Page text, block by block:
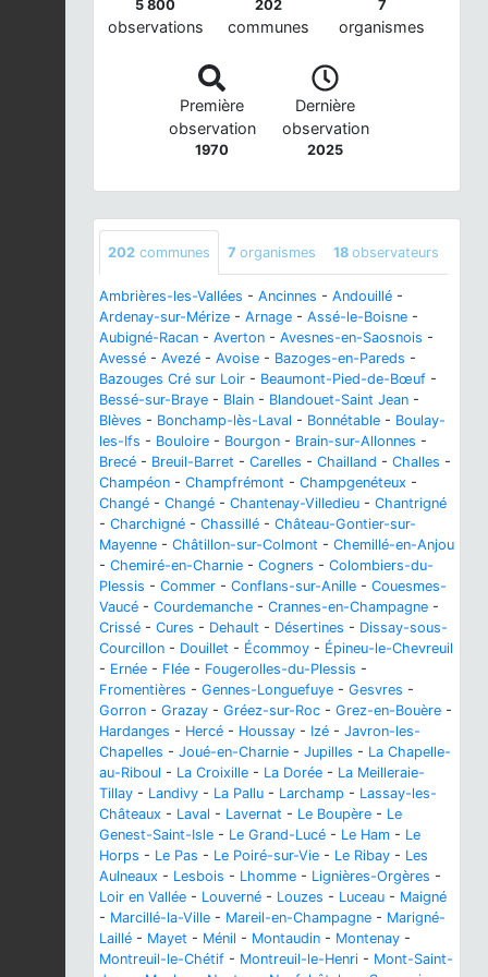
5 800
observations
202
communes
7
organismes
Première
observation
1970
Dernière
observation
2025
202 communes 7 organismes 18 observateurs
Ambrières-les-Vallées - Ancinnes - Andouillé -
Ardenay-sur-Mérize - Arnage - Assé-le-Boisne -
Aubigné-Racan - Averton - Avesnes-en-Saosnois -
Avessé - Avezé - Avoise - Bazoges-en-Pareds -
Bazouges Cré sur Loir - Beaumont-Pied-de-Bœuf -
Bessé-sur-Braye - Blain - Blandouet-Saint Jean -
Blèves - Bonchamp-lès-Laval - Bonnétable - Boulay-
les-Ifs - Bouloire - Bourgon - Brain-sur-Allonnes -
Brecé - Breuil-Barret - Carelles - Chailland - Challes -
Champéon - Champfrémont - Champgenéteux -
Changé - Changé - Chantenay-Villedieu - Chantrigné
- Charchigné - Chassillé - Château-Gontier-sur-
Mayenne - Châtillon-sur-Colmont - Chemillé-en-Anjou
- Chemiré-en-Charnie - Cogners - Colombiers-du-
Plessis - Commer - Conflans-sur-Anille - Couesmes-
Vaucé - Courdemanche - Crannes-en-Champagne -
Crissé - Cures - Dehault - Désertines - Dissay-sous-
Courcillon - Douillet - Écommoy - Épineu-le-Chevreuil
- Ernée - Flée - Fougerolles-du-Plessis -
Fromentières - Gennes-Longuefuye - Gesvres -
Gorron - Grazay - Gréez-sur-Roc - Grez-en-Bouère -
Hardanges - Hercé - Houssay - Izé - Javron-les-
Chapelles - Joué-en-Charnie - Jupilles - La Chapelle-
au-Riboul - La Croixille - La Dorée - La Meilleraie-
Tillay - Landivy - La Pallu - Larchamp - Lassay-les-
Châteaux - Laval - Lavernat - Le Boupère - Le
Genest-Saint-Isle - Le Grand-Lucé - Le Ham - Le
Horps - Le Pas - Le Poiré-sur-Vie - Le Ribay - Les
Aulneaux - Lesbois - Lhomme - Lignières-Orgères -
Loir en Vallée - Louverné - Louzes - Luceau - Maigné
- Marcillé-la-Ville - Mareil-en-Champagne - Marigné-
Laillé - Mayet - Ménil - Montaudin - Montenay -
Montreuil-le-Chétif - Montreuil-le-Henri - Mont-Saint-